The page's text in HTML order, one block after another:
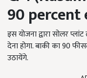
90
इस योजना द्वारा सोलर
देना होगा. बाकी का 90
उठायेंगे.